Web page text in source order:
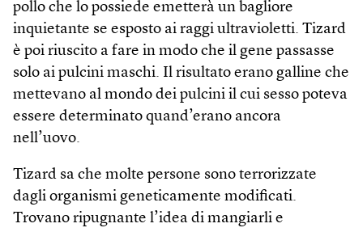
pollo che lo possiede emetterà un bagliore
inquietante se esposto ai raggi ultravioletti. Tizard
è poi riuscito a fare in modo che il gene passasse
solo ai pulcini maschi. Il risultato erano galline che
mettevano al mondo dei pulcini il cui sesso poteva
essere determinato quand’erano ancora
nell’uovo.
Tizard sa che molte persone sono terrorizzate
dagli organismi geneticamente modificati.
Trovano ripugnante l’idea di mangiarli e